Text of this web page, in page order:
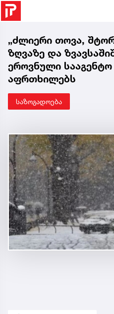
„ძლიერი თოვა,
ზღვაზე და
ეროვნული
აფრთხილებს
საზოგადოება